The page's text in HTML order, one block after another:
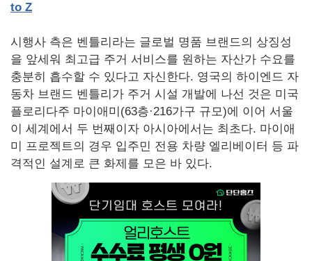
to Z
시행사 측은 벤틀리라는 글로벌 명품 브랜드의 상징성
을 앞세워 최고급 주거 서비스를 원하는 자산가 수요를
충분히 흡수할 수 있다고 자신한다. 영국의 하이엔드 자
동차 브랜드 벤틀리가 주거 시설 개발에 나선 것은 미국
플로리다주 마이애미(63층·216가구 규모)에 이어 서울
이 세계에서 두 번째이자 아시아에서는 최초다. 마이애
미 프로젝트의 경우 입주민 전용 차량 엘리베이터 등 파
격적인 설계로 큰 화제를 모은 바 있다.